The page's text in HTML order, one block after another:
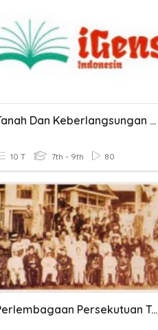
Tanah Dan Keberlangsungan Kehidupan
10 T 7th - 9th 80
Perlembagaan Persekutuan Tanah Melayu 1948